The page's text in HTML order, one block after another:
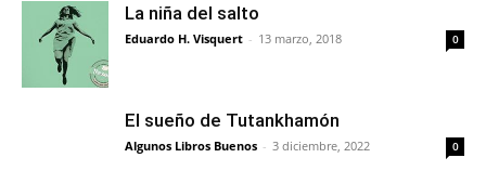
La niña del salto
Eduardo H. Visquert - 13 marzo, 2018 0
El sueño de Tutankhamón
Algunos Libros Buenos - 3 diciembre, 2022 0